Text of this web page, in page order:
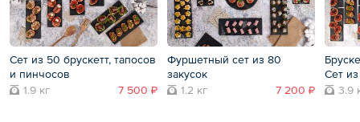
Сет из 50 брускетт, тапосов
и пинчосов
1.9 кг
7 500 ₽
Фуршетный сет из 80
закусок
1.2 кг
7 200 ₽
Сет
3.9